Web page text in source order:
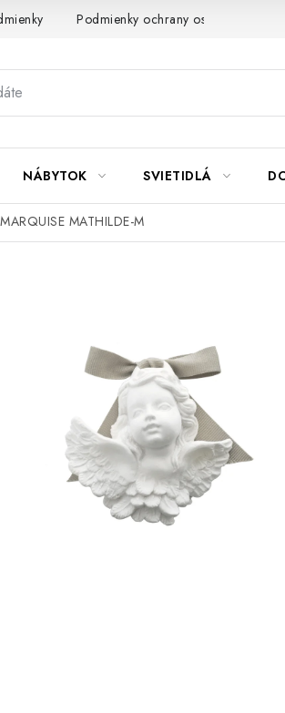
Podmienky ochrany osobných údajov
NÁBYTOK SVIETIDLÁ
MATHILDE-M